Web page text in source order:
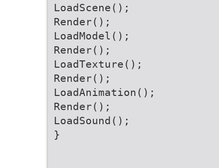
LoadScene();
Render();
LoadModel();
Render();
LoadTexture();
Render();
LoadAnimation();
Render();
LoadSound();
}